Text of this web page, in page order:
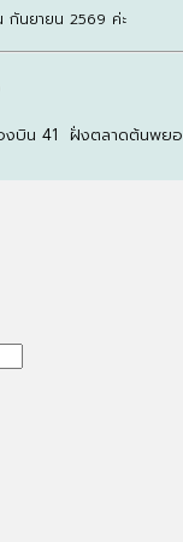
กันยายน 2569 ค่ะ
งบิน 41 ฝั่งตลาดต้นพย